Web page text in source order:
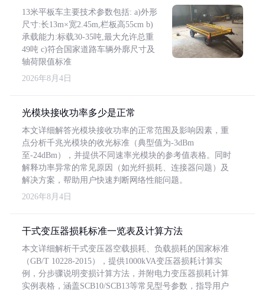
13米平板车主要技术参数包括: a)外形
尺寸:长13m×宽2.45m,栏板高55cm b)
承载能力:标载30-35吨,最大允许总重
49吨 c)符合国家道路车辆外廓尺寸及
轴荷限值标准
2026年8月4日
光模块接收功率多少是正常
本文详细解答光模块接收功率的正常范围及影响因素，重
点分析千兆光模块的收光标准（典型值为-3dBm
至-24dBm），并提供不同速率光模块的参考值表格。同时
解释功率异常的常见原因（如光纤损耗、连接器问题）及
解决方案，帮助用户快速判断网络性能问题。
2026年8月4日
干式变压器损耗标准一览表及计算方法
本文详细解析干式变压器空载损耗、负载损耗的国家标准
（GB/T 10228-2015），提供1000kVA变压器损耗计算实
例，分步骤说明变损计算方法，并附电力变压器损耗计算
实例表格，涵盖SCB10/SCB13等常见型号参数，指导用户